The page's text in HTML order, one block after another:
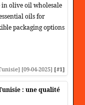
in olive oil wholesale
oils for
packaging options
[09-04-2025] [#1]
: une qualité